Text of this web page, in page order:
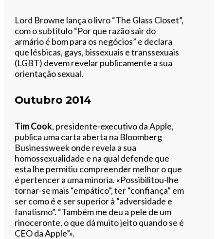
Lord Browne lança o livro “The Glass Closet”,
com o subtítulo “Por que razão sair do
armário é bom para os negócios” e declara
que lésbicas, gays, bissexuais e transsexuais
(LGBT) devem revelar publicamente a sua
orientação sexual.
Outubro 2014
Tim Cook, presidente-executivo da Apple,
publica uma carta aberta na Bloomberg
Businessweek onde revela a sua
homossexualidade e na qual defende que
esta lhe permitiu compreender melhor o que
é pertencer a uma minoria. «Possibilitou-lhe
tornar-se mais “empático”, ter “confiança” em
ser como é e ser superior à “adversidade e
fanatismo”. “Também me deu a pele de um
rinoceronte, o que dá muito jeito quando se é
CEO da Apple”».